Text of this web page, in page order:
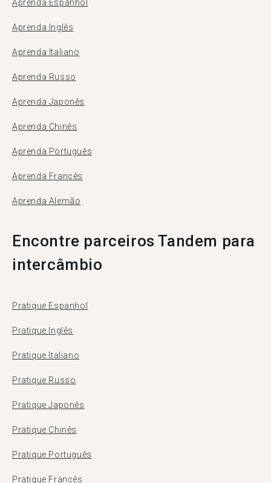
Aprenda Espanhol
Aprenda Inglês
Aprenda Italiano
Aprenda Russo
Aprenda Japonês
Aprenda Chinês
Aprenda Português
Aprenda Francês
Aprenda Alemão
Encontre parceiros Tandem para
intercâmbio
Pratique Espanhol
Pratique Inglês
Pratique Italiano
Pratique Russo
Pratique Japonês
Pratique Chinês
Pratique Português
Pratique Francês